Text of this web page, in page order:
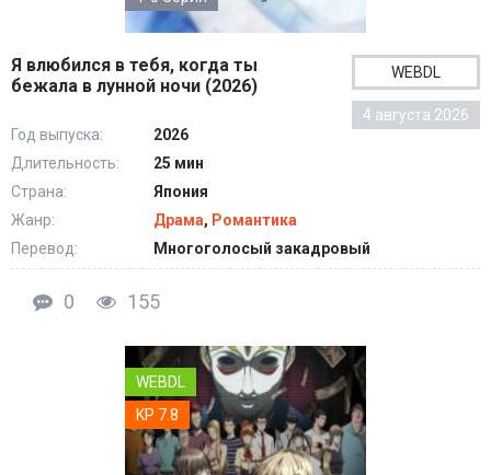
Я влюбился в тебя, когда ты
бежала в лунной ночи (2026)
WEBDL
4 августа 2026
Год выпуска:
2026
Длительность:
25 мин
Страна:
Япония
Жанр:
Драма, Романтика
Перевод:
Многоголосый закадровый
0 155
WEBDL
KP 7.8